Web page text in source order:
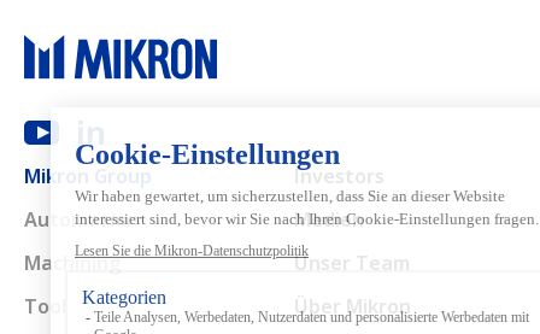
Mikron Group
Automation
Machining
Tool
Main navigation
Investors
Medien
Unser Team
Über Mikron